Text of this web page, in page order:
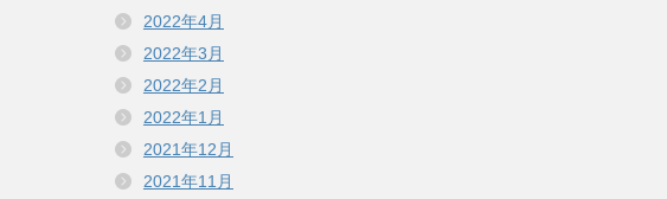
2022年4月
2022年3月
2022年2月
2022年1月
2021年12月
2021年11月